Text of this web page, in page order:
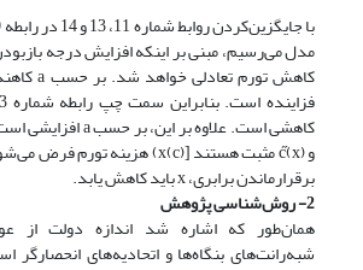
مدل می‌رسیم، مبنی بر اینکه افزایش درجه
برقرار‌ماندن برابری، x باید کاهش یابد.
2- روش‌شناسی پژوهش
همان‌طور که اشاره شد اندازه دولت از
شبه‌رانت‌های بنگاه‌ها و اتحادیه‌های انحصارگر